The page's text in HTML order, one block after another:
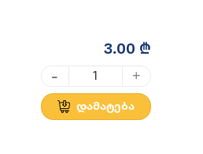
3.00 ₾
- +
დამატება